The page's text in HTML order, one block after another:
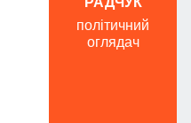
політичний
оглядач